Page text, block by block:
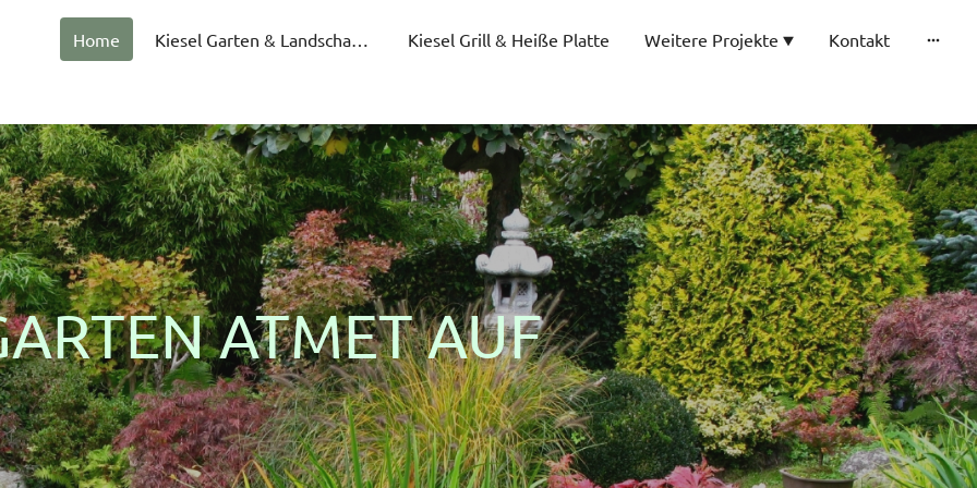
Home Kiesel Garten & Landschaftsgestaltung Kiesel Grill & Heiße Platte Weitere Projekte Kontakt
ATMET AUF